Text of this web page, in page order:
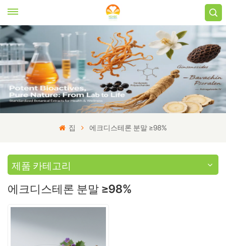
집 에크디스테론 분말 ≥98%
제품 카테고리
에크디스테론 분말 ≥98%